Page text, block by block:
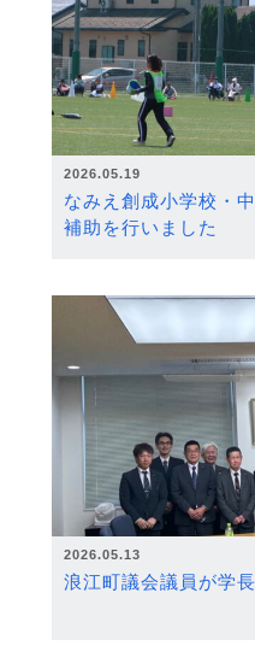
2026.05.19
なみえ創成小学校・
補助を行いました
2026.05.13
浪江町議会議員が学